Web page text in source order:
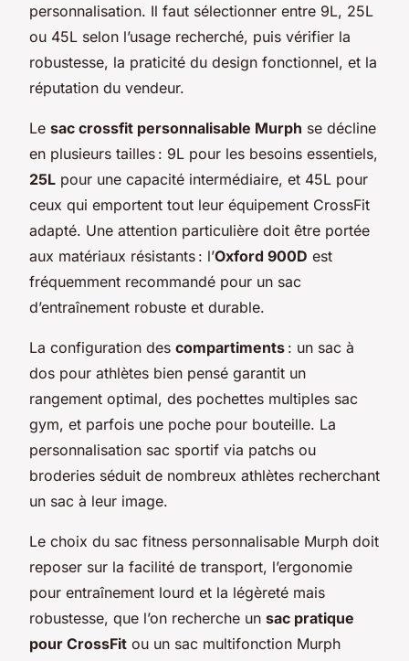
personnalisation. Il faut sélectionner entre 9L, 25L
ou 45L selon l’usage recherché, puis vérifier la
robustesse, la praticité du design fonctionnel, et la
réputation du vendeur.
Le sac crossfit personnalisable Murph se décline
en plusieurs tailles : 9L pour les besoins essentiels,
25L pour une capacité intermédiaire, et 45L pour
ceux qui emportent tout leur équipement CrossFit
adapté. Une attention particulière doit être portée
aux matériaux résistants : l’Oxford 900D est
fréquemment recommandé pour un sac
d’entraînement robuste et durable.
La configuration des compartiments : un sac à
dos pour athlètes bien pensé garantit un
rangement optimal, des pochettes multiples sac
gym, et parfois une poche pour bouteille. La
personnalisation sac sportif via patchs ou
broderies séduit de nombreux athlètes recherchant
un sac à leur image.
Le choix du sac fitness personnalisable Murph doit
reposer sur la facilité de transport, l’ergonomie
pour entraînement lourd et la légèreté mais
robustesse, que l’on recherche un sac pratique
pour CrossFit ou un sac multifonction Murph